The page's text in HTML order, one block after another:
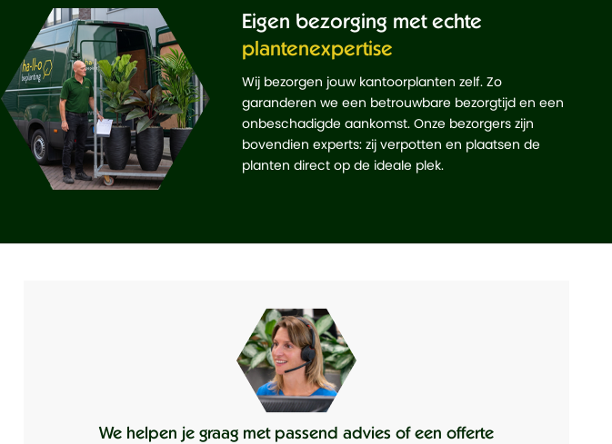
Eigen bezorging met echte
plantenexpertise
Wij bezorgen jouw kantoorplanten zelf. Zo
garanderen we een betrouwbare bezorgtijd en een
onbeschadigde aankomst. Onze bezorgers zijn
bovendien experts: zij verpotten en plaatsen de
planten direct op de ideale plek.
We helpen je graag met passend advies of een offerte